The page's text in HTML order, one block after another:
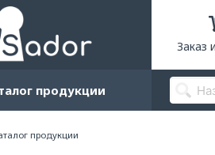
Заказ
продукции
продукции